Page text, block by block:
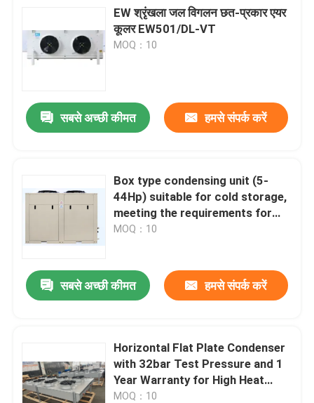
उत्पादों
EW श्रृंखला जल विगलन छत-प्रकार एयर
कूलर EW501/DL-VT
MOQ：10
सबसे अच्छी कीमत हमसे संपर्क करें
Box type condensing unit (5-
44Hp) suitable for cold storage,
meeting the requirements for
refrigerants such as R404A,
MOQ：10
सबसे अच्छी कीमत हमसे संपर्क करें
Horizontal Flat Plate Condenser
with 32bar Test Pressure and 1
Year Warranty for High Heat
Exchange Efficiency
MOQ：10